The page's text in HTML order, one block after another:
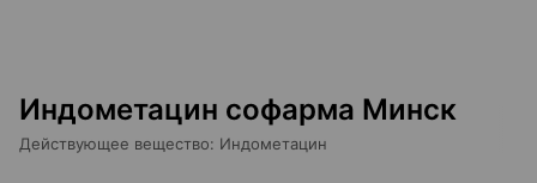
Индометацин софарма Минск
Действующее вещество: Индометацин